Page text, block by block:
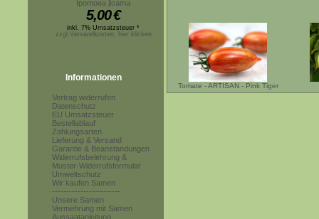
Ipomoea jicama
5,00€
inkl. 7% Umsatzsteuer *
zzgl.Versandkosten, hier klicken
Informationen
Vertrag widerrufen
Datenschutz
EU Umsatzsteuer
Bestellablauf
Zahlungsarten
Lieferung & Versand
Garantie & Beanstandungen
Widerrufsbelehrung &
Muster-Widerrufsformular
Umweltschutz
Wir kaufen Samen
------------------------
Unsere Samen
Vermehrung mit Samen
Aussaatanleitung
Tomate - ARTISAN - Pink Tiger